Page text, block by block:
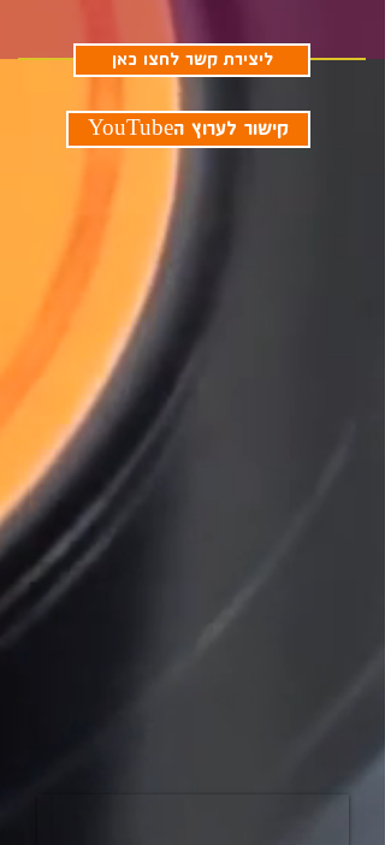
ליצירת קשר לחצו כאן
YouTubeקישור לערוץ ה